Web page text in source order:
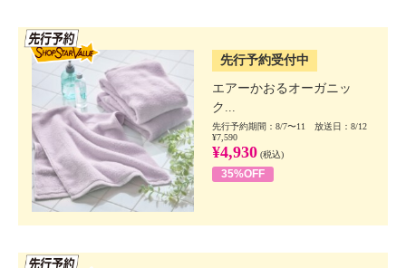
先行予約受付中
エアーかおるオーガニッ
ク...
先行予約期間：8/7〜11 放送日：8/12
¥7,590
¥4,930 (税込)
35%OFF